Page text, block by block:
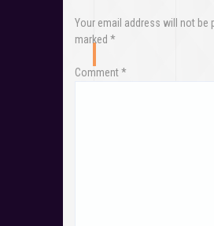
Your email address will not be
marked *
Comment*